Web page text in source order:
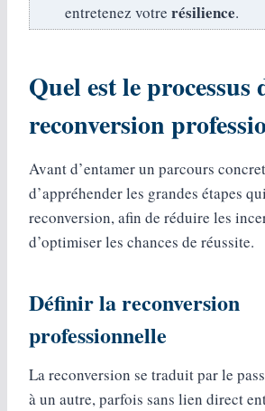
entretenez votre résilience.
Quel est le processus
reconversion
Avant d’entamer un parcours
d’appréhender les grandes étapes
reconversion, afin de réduire les
d’optimiser les chances de réussite.
Définir la reconversion
professionnelle
La reconversion se traduit par le
à un autre, parfois sans lien direct